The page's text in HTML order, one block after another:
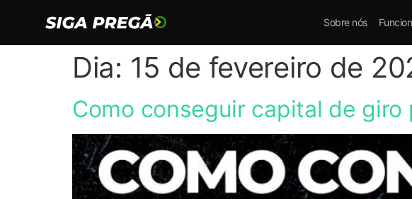
Sobre nós
Dia: 15 de fevereiro de
Como conseguir capital de giro